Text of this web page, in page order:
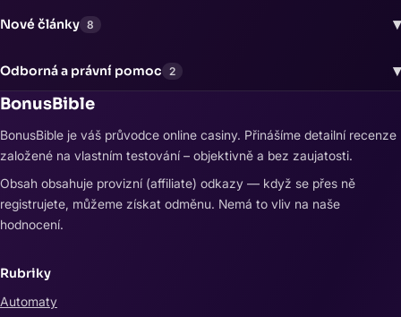
Nové články 8 ▾
Odborná a právní pomoc 2
▾
BonusBible
BonusBible je váš průvodce online casiny. Přinášíme detailní recenze
založené na vlastním testování – objektivně a bez zaujatosti.
Obsah obsahuje provizní (affiliate) odkazy — když se přes ně
registrujete, můžeme získat odměnu. Nemá to vliv na naše
hodnocení.
Rubriky
Automaty